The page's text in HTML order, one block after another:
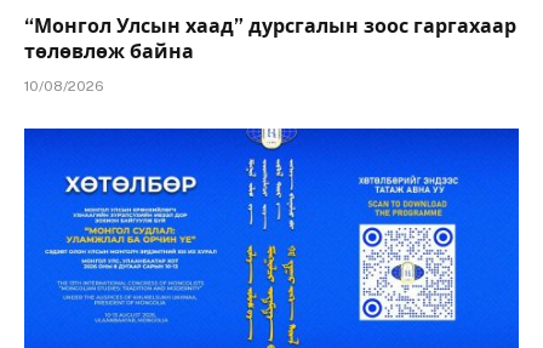
“Монгол Улсын хаад” дурсгалын зоос гаргахаар
төлөвлөж байна
10/08/2026